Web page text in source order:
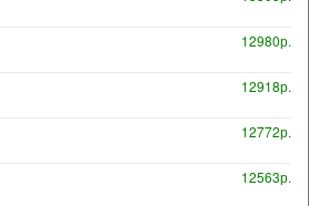
12980р.
12918р.
12772р.
12563р.